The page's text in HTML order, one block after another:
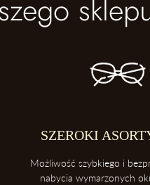
SZEROKI
Możliwość szybkiego i
nabycia wymarzonych